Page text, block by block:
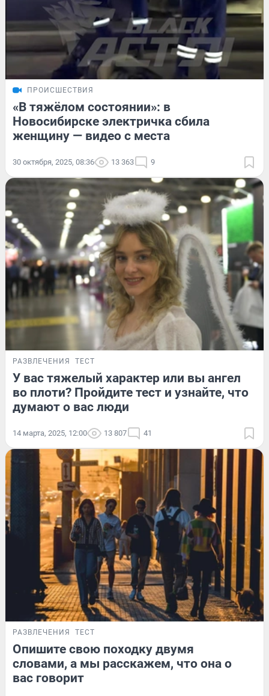
ПРОИСШЕСТВИЯ
«В тяжёлом состоянии»: в
Новосибирске электричка сбила
женщину — видео с места
30 октября, 2025, 08:36 13 363 9
РАЗВЛЕЧЕНИЯ ТЕСТ
У вас тяжелый характер или вы ангел
во плоти? Пройдите тест и узнайте, что
думают о вас люди
14 марта, 2025, 12:00 13 807 41
РАЗВЛЕЧЕНИЯ ТЕСТ
Опишите свою походку двумя
словами, а мы расскажем, что она о
вас говорит